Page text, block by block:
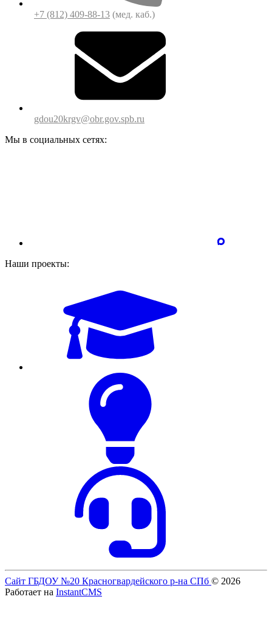
+7 (812) 409-88-13 (мед. каб.)
gdou20krgv@obr.gov.spb.ru
Мы в социальных сетях:
Наши проекты:
Сайт ГБДОУ №20 Красногвардейского р-на СПб © 2026
Работает на InstantCMS